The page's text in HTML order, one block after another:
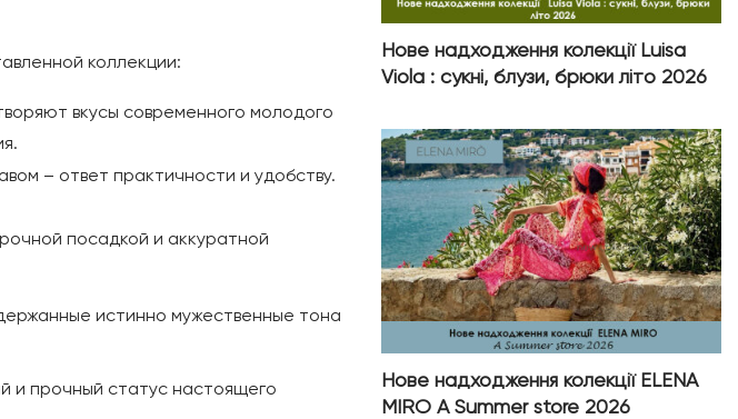
коллекции:
вкусы современного молодого
– ответ практичности и удобству.
посадкой и аккуратной
истинно мужественные тона
и прочный статус настоящего
Нове надходження колекції Luisa
Viola : сукні, блузи, брюки літо 2026
Нове надходження колекції ELENA
MIRO A Summer store 2026